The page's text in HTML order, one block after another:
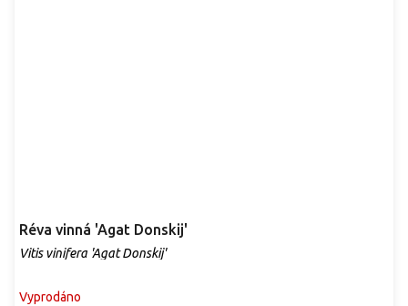
Réva vinná 'Agat Donskij'
Vitis vinifera 'Agat Donskij'
Vyprodáno